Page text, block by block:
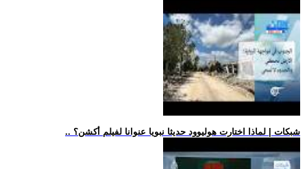
.. شبكات | لماذا اختارت هوليوود حديثا نبويا عنوانا لفيلم أكشن؟